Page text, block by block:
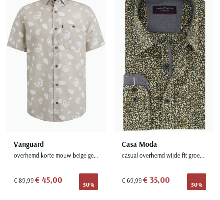
Vanguard
overhemd korte mouw beige geprint
€ 89,99€ 45,00
-
50%
Toevoegen aan favorieten
Casa Moda
casual overhemd wijde fit groen geprint katoen borstzak
€ 69,99€ 35,00
-
50%